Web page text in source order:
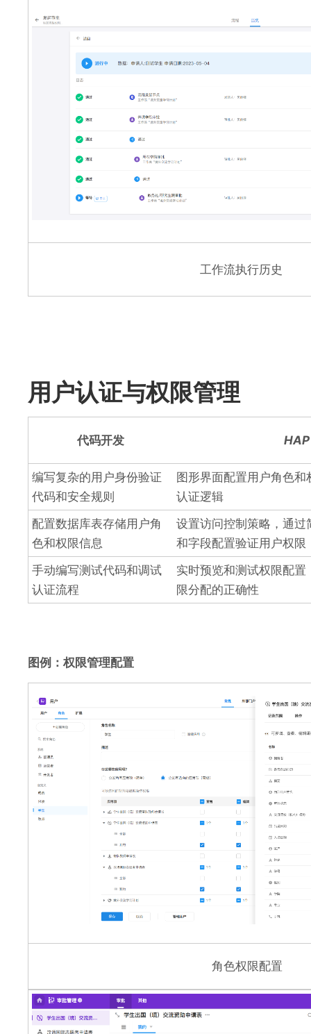
工作流执行历史
用户认证与权限管理
代码开发 HAP
编写复杂的用户身份验证
代码和安全规则
图形界面配置用户角色
认证逻辑
配置数据库表存储用户角
色和权限信息
设置访问控制策略，通过
和字段配置验证用户权限
手动编写测试代码和调试
认证流程
实时预览和测试权限配
限分配的正确性
图例：权限管理配置
角色权限配置